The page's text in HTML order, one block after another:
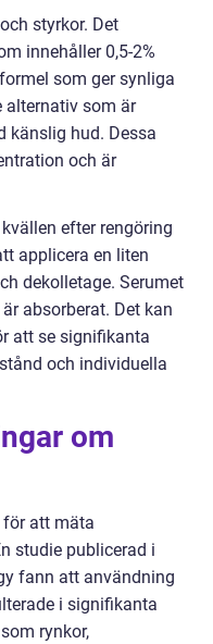
styrkor. Det
innehåller 0,5-2%
som ger synliga
alternativ som är
känslig hud. Dessa
och är
efter rengöring
applicera en liten
dekolletage. Serumet
absorberat. Det kan
att se signifikanta
och individuella
om
för att mäta
studie publicerad i
fann att användning
i signifikanta
rynkor,